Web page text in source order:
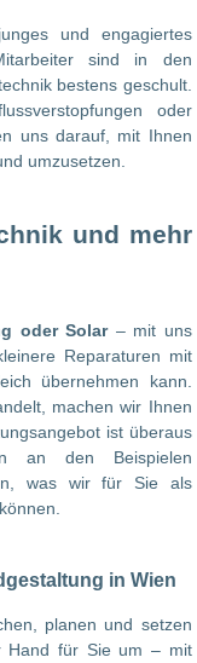
und engagiertes
sind in den
bestens geschult.
oder
uns darauf, mit Ihnen
umzusetzen.
und mehr
oder Solar– mit uns
Reparaturen mit
übernehmen kann.
machen wir Ihnen
ist überaus
an den Beispielen
was wir für Sie als
in Wien
planen und setzen
Hand für Sie um – mit